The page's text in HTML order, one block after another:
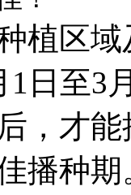
植区
1日至3
，才
播种